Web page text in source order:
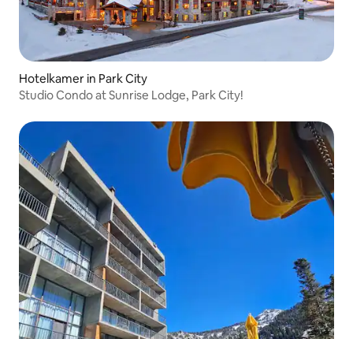
Hotelkamer in Park City
Studio Condo at Sunrise Lodge, Park City!